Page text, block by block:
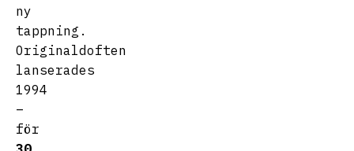
ny
tappning.
Originaldoften
lanserades
1994
–
för